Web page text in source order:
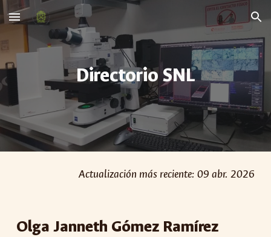
Skip to main content Skip to navigation
Directorio SNL
Actualización más reciente: 09 abr. 2026
Olga Janneth Gómez Ramírez